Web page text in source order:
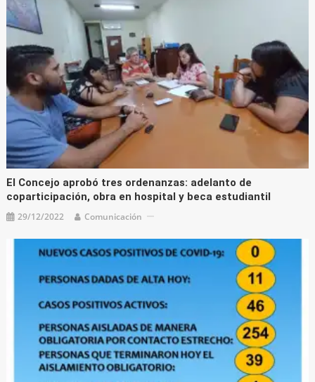
El Concejo aprobó tres ordenanzas: adelanto de
coparticipación, obra en hospital y beca estudiantil
29/12/2022 Comunicación